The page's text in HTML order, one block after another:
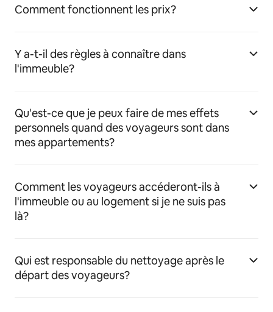
Comment fonctionnent les prix?
Y a-t-il des règles à connaître dans
l'immeuble?
Qu'est-ce que je peux faire de mes effets
personnels quand des voyageurs sont dans
mes appartements?
Comment les voyageurs accéderont-ils à
l'immeuble ou au logement si je ne suis pas
là?
Qui est responsable du nettoyage après le
départ des voyageurs?